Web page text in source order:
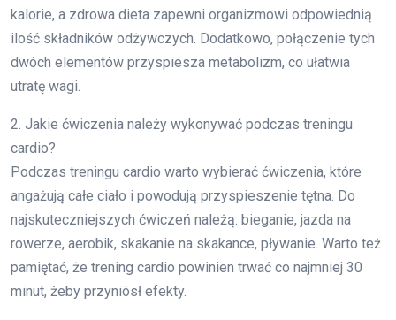
kalorie, a zdrowa dieta zapewni organizmowi odpowiednią
ilość składników odżywczych. Dodatkowo, połączenie tych
dwóch elementów przyspiesza metabolizm, co ułatwia
utratę wagi.
2. Jakie ćwiczenia należy wykonywać podczas treningu
cardio?
Podczas treningu cardio warto wybierać ćwiczenia, które
angażują całe ciało i powodują przyspieszenie tętna. Do
najskuteczniejszych ćwiczeń należą: bieganie, jazda na
rowerze, aerobik, skakanie na skakance, pływanie. Warto też
pamiętać, że trening cardio powinien trwać co najmniej 30
minut, żeby przyniósł efekty.